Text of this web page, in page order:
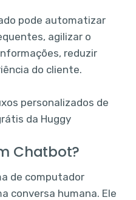
pode automatizar
agilizar o
reduzir
do cliente.
Chatbot?
de computador
conversa humana. Ele